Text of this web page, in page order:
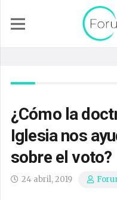
¿Cómo la
Iglesia nos
sobre el voto?
24 abril, 2019